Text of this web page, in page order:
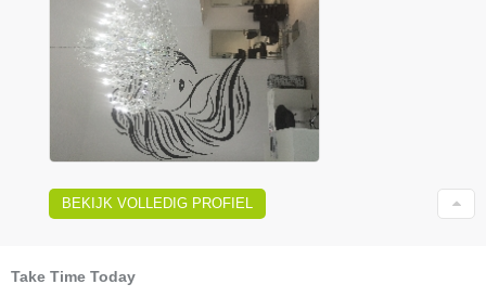
BEKIJK VOLLEDIG PROFIEL
Take Time Today